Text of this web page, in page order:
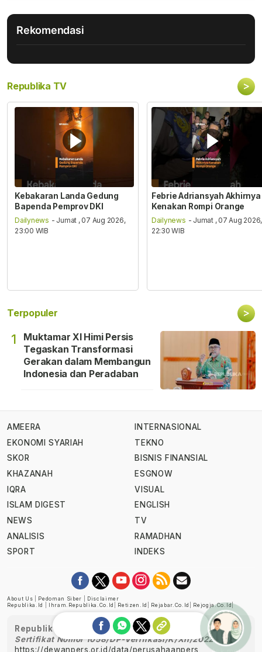
Rekomendasi
Republika TV >
Kebakaran Landa Gedung
Bapenda Pemprov DKI
Dailynews - Jumat , 07 Aug 2026,
23:00 WIB
Febrie Adriansyah Akhirnya
Kenakan Rompi Orange
Dailynews - Jumat , 07 Aug 2026,
22:30 WIB
Terpopuler >
1
Muktamar XI Himi Persis
Tegaskan Transformasi
Gerakan dalam Membangun
Indonesia dan Peradaban
AMEERA
EKONOMI SYARIAH
SKOR
KHAZANAH
IQRA
ISLAM DIGEST
NEWS
ANALISIS
SPORT
INTERNASIONAL
TEKNO
BISNIS FINANSIAL
ESGNOW
VISUAL
ENGLISH
TV
RAMADHAN
INDEKS
About Us Pedoman Siber
Disclaimer
Republika.id
Ihram.republika.co.id Retizen.id Rejabar.co.id Rejogja.co.id |
Republika telah diverifikasi oleh Dewan Pers
Sertifikat Nomor 1058/DP-Verifikasi/K/XII/2022
https://dewanpers.or.id/data/perusahaanpers